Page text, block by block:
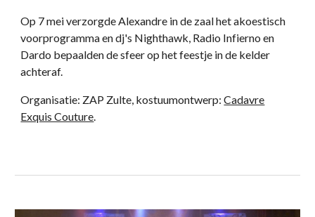
Op 7 mei verzorgde Alexandre in de zaal het akoestisch
voorprogramma en dj's Nighthawk, Radio Infierno en
Dardo bepaalden de sfeer op het feestje in de kelder
achteraf.
Organisatie: ZAP Zulte, kostuumontwerp:Cadavre
Exquis Couture.